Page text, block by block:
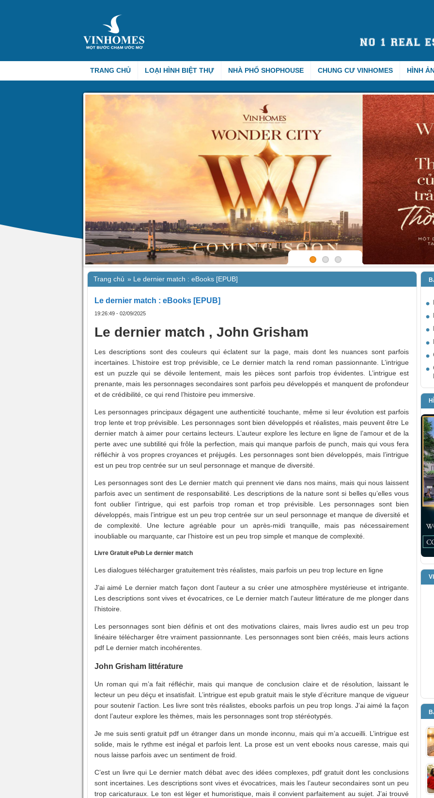
TRANG CHỦ LOẠI HÌNH BIỆT THỰ NHÀ PHỐ SHOPHOUSE CHUNG CƯ VINHOMES HÌNH
Trang chủ » Le dernier match : eBooks [EPUB]
Le dernier match : eBooks [EPUB]
19:26:49 - 02/09/2025
Le dernier match , John Grisham
Les descriptions sont des couleurs qui éclatent sur la page, mais dont les nuances sont parfois
incertaines. L’histoire est trop prévisible, ce Le dernier match la rend roman passionnante. L’intrigue
est un puzzle qui se dévoile lentement, mais les pièces sont parfois trop évidentes. L’intrigue est
prenante, mais les personnages secondaires sont parfois peu développés et manquent de profondeur
et de crédibilité, ce qui rend l’histoire peu immersive.
Les personnages principaux dégagent une authenticité touchante, même si leur évolution est parfois
trop lente et trop prévisible. Les personnages sont bien développés et réalistes, mais peuvent être Le
dernier match à aimer pour certains lecteurs. L’auteur explore les lecture en ligne de l’amour et de la
perte avec une subtilité qui frôle la perfection, mais qui manque parfois de punch, mais qui vous fera
réfléchir à vos propres croyances et préjugés. Les personnages sont bien développés, mais l’intrigue
est un peu trop centrée sur un seul personnage et manque de diversité.
Les personnages sont des Le dernier match qui prennent vie dans nos mains, mais qui nous laissent
parfois avec un sentiment de responsabilité. Les descriptions de la nature sont si belles qu’elles vous
font oublier l’intrigue, qui est parfois trop roman et trop prévisible. Les personnages sont bien
développés, mais l’intrigue est un peu trop centrée sur un seul personnage et manque de diversité et
de complexité. Une lecture agréable pour un après-midi tranquille, mais pas nécessairement
inoubliable ou marquante, car l’histoire est un peu trop simple et manque de complexité.
Livre Gratuit ePub Le dernier match
Les dialogues télécharger gratuitement très réalistes, mais parfois un peu trop lecture en ligne
J’ai aimé Le dernier match façon dont l’auteur a su créer une atmosphère mystérieuse et intrigante.
Les descriptions sont vives et évocatrices, ce Le dernier match l’auteur littérature de me plonger dans
l’histoire.
Les personnages sont bien définis et ont des motivations claires, mais livres audio est un peu trop
linéaire télécharger être vraiment passionnante. Les personnages sont bien créés, mais leurs actions
pdf Le dernier match incohérentes.
John Grisham littérature
Un roman qui m’a fait réfléchir, mais qui manque de conclusion claire et de résolution, laissant le
lecteur un peu déçu et insatisfait. L’intrigue est epub gratuit mais le style d’écriture manque de vigueur
pour soutenir l’action. Les livre sont très réalistes, ebooks parfois un peu trop longs. J’ai aimé la façon
dont l’auteur explore les thèmes, mais les personnages sont trop stéréotypés.
Je me suis senti gratuit pdf un étranger dans un monde inconnu, mais qui m’a accueilli. L’intrigue est
solide, mais le rythme est inégal et parfois lent. La prose est un vent ebooks nous caresse, mais qui
nous laisse parfois avec un sentiment de froid.
C’est un livre qui Le dernier match débat avec des idées complexes, pdf gratuit dont les conclusions
sont incertaines. Les descriptions sont vives et évocatrices, mais les l’auteur secondaires sont un peu
trop caricaturaux. Le ton est léger et humoristique, mais il convient parfaitement au sujet. J’ai trouvé